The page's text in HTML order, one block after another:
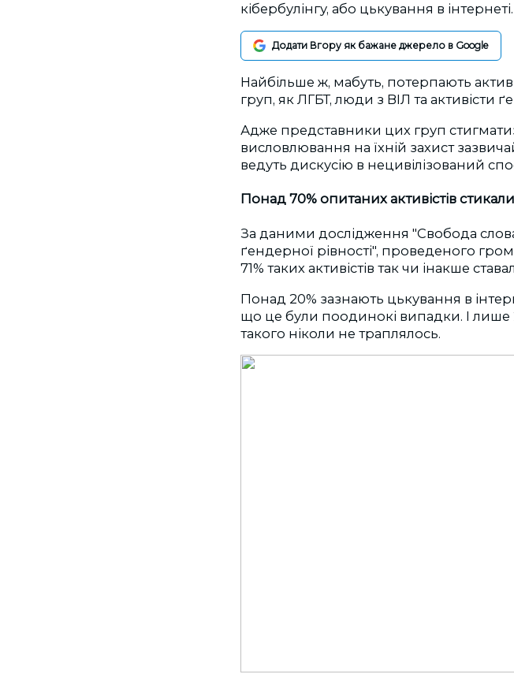
кібербулінгу, або цькування в інтернеті.
Додати Вгору як бажане джерело в Google
Найбільше ж, мабуть, потерпають
груп, як ЛГБТ, люди з ВІЛ та активісти
Адже представники цих груп
висловлювання на їхній захист
ведуть дискусію в нецивілізований
Понад 70% опитаних активістів
За даними дослідження "Свобода слова
ґендерної рівності", проведеного
71% таких активістів так чи інакше
Понад 20% зазнають цькування в
що це були поодинокі випадки. І лише
такого ніколи не траплялось.